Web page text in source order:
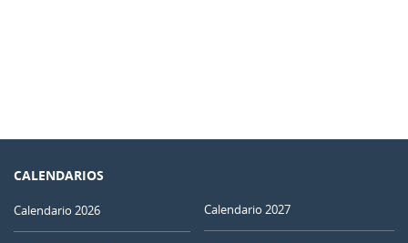
CALENDARIOS
Calendario 2026 Calendario 2027